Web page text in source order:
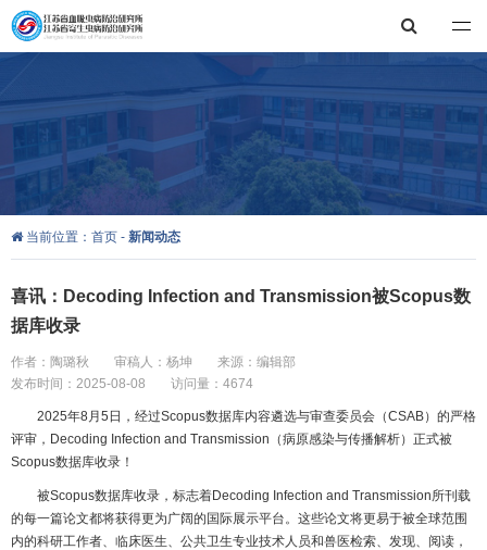
江苏省血吸虫病防治研究所，江苏省寄生虫病防治研究所
当前位置： 首页 - 新闻动态
喜讯：Decoding Infection and Transmission被Scopus数
据库收录
作者：陶璐秋 审稿人：杨坤
来源：编辑部
发布时间：2025-08-08
访问量：4674
2025年8月5日，经过Scopus数据库内容遴选与审查委员会（CSAB）的严格
评审，Decoding Infection and Transmission（病原感染与传播解析）正式被
Scopus数据库收录！
被Scopus数据库收录，标志着Decoding Infection and Transmission所刊载
的每一篇论文都将获得更为广阔的国际展示平台。这些论文将更易于被全球范围
内的科研工作者、临床医生、公共卫生专业技术人员和兽医检索、发现、阅读，